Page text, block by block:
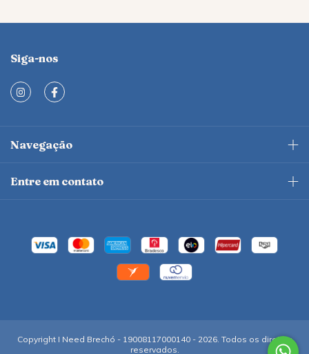
Siga-nos
Navegação
Entre em contato
Copyright I Need Brechó - 19008117000140 - 2026. Todos os direitos
reservados.